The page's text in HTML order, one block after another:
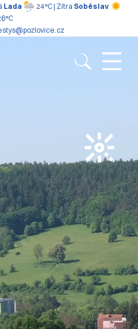
Lada 24°C | Zítra Soběslav